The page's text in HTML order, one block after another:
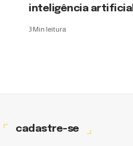
inteligência
3 Min leitura
cadastre-se